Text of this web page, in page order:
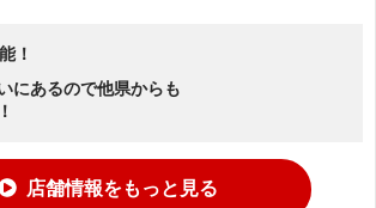
！
にあるので他県からも
店舗情報をもっと見る